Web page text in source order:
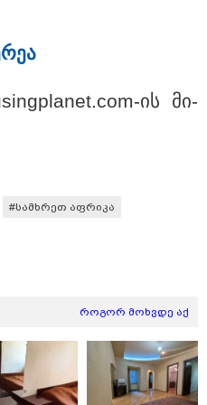
ძმა
ბიძამ ეკა
დედა "სქრინს"
ავრცელებს -
და რა სიტყვებით
ის მი­
#სამხრეთ აფრიკა
როგორ მოხვდე აქ